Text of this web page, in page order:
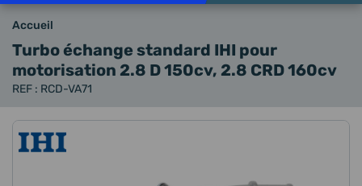
Accueil
Turbo échange standard IHI pour
motorisation 2.8 D 150cv, 2.8 CRD 160cv
REF : RCD-VA71